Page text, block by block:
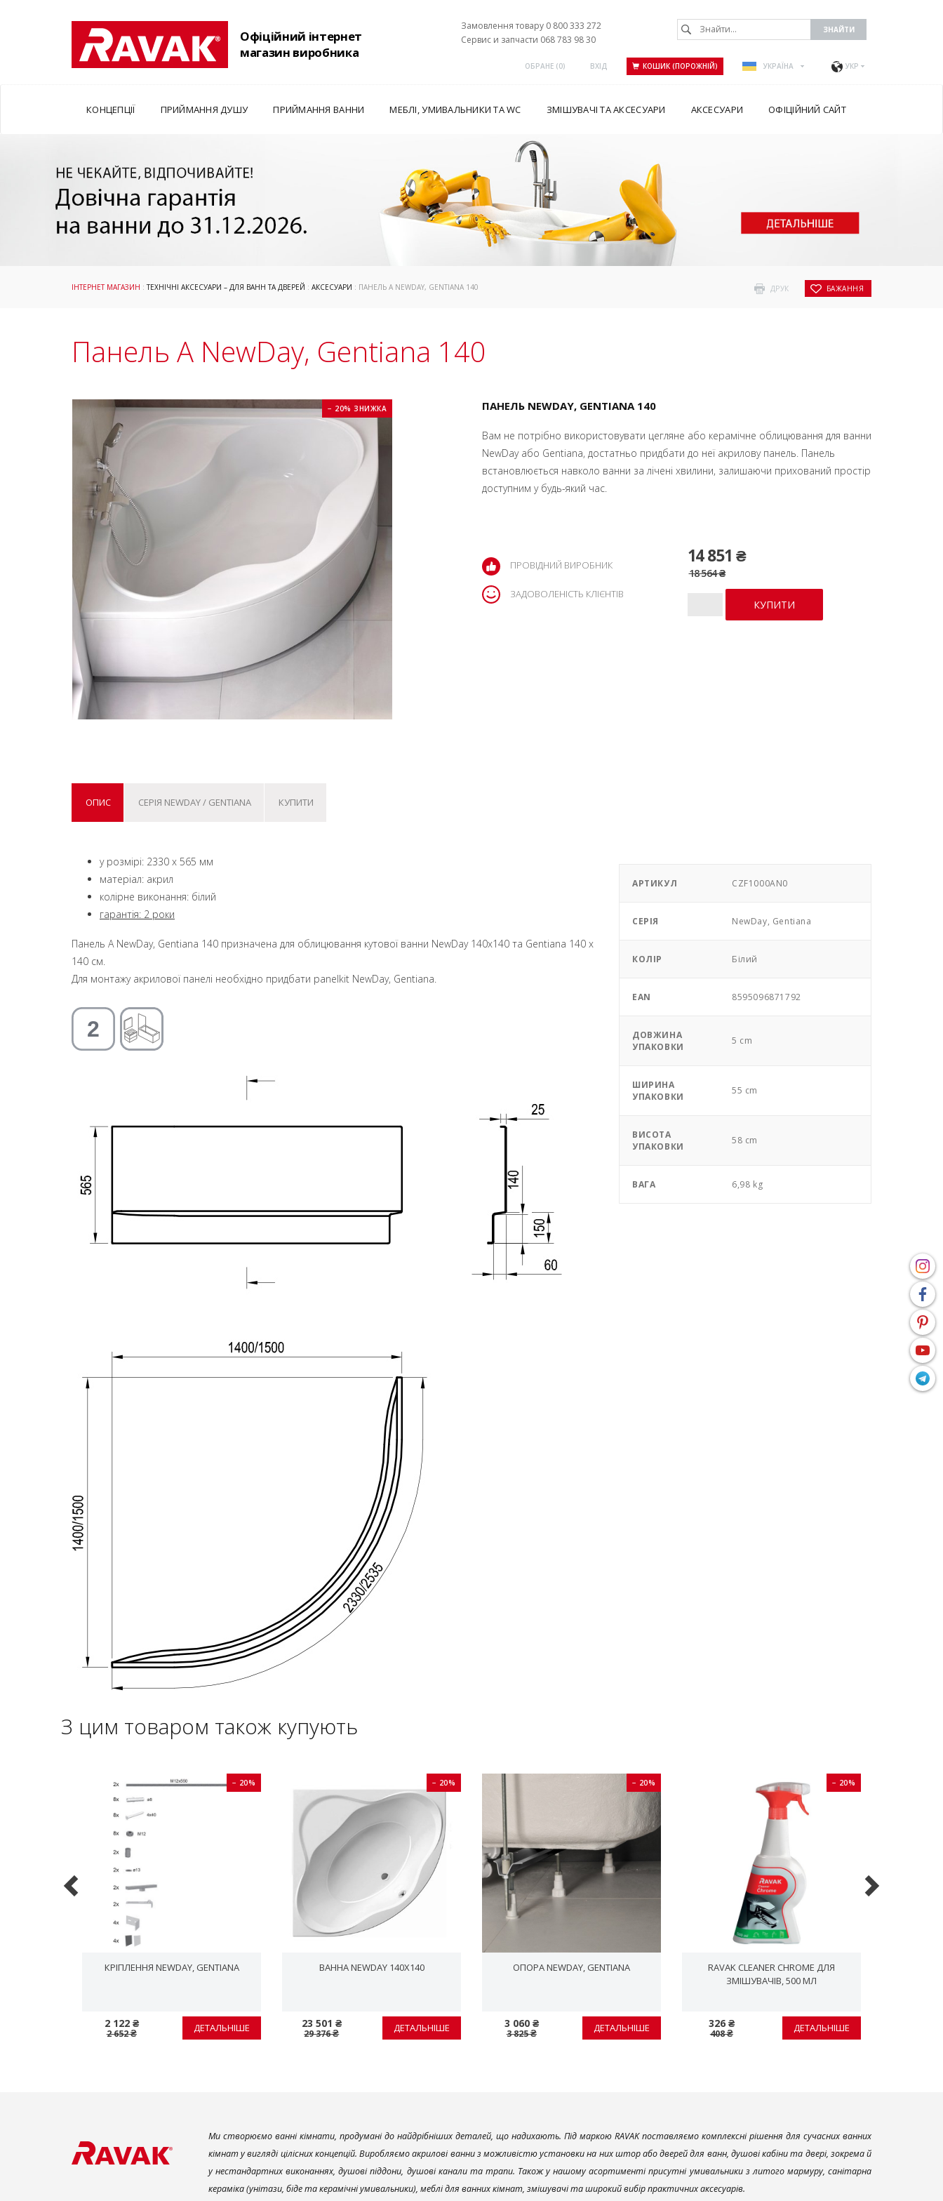
Офіційний інтернет
магазин виробника
Замовлення товару 0 800 333 272
Сервис и запчасти 068 783 98 30
ОБРАНЕ (0) ВХІД КОШИК (ПОРОЖНІЙ) УКРАЇНА УКР
КОНЦЕПЦІЇ ПРИЙМАННЯ ДУШУ ПРИЙМАННЯ ВАННИ МЕБЛІ, УМИВАЛЬНИКИ ТА WC ЗМІШУВАЧІ ТА АКСЕСУАРИ АКСЕСУАРИ ОФІЦІЙНИЙ САЙТ
ДРУК БАЖАННЯ
ІНТЕРНЕТ МАГАЗИН :ТЕХНІЧНІ АКСЕСУАРИ – ДЛЯ ВАНН ТА ДВЕРЕЙ : АКСЕСУАРИ : ПАНЕЛЬ A NEWDAY, GENTIANA 140
Панель A NewDay, Gentiana 140
− 20% ЗНИЖКА ПАНЕЛЬ NEWDAY, GENTIANA 140
Вам не потрібно використовувати цегляне або керамічне облицювання для ванни
NewDay або Gentiana, достатньо придбати до неї акрилову панель. Панель
встановлюється навколо ванни за лічені хвилини, залишаючи прихований простір
доступним у будь-який час.
14 851 ₴
18 564 ₴
ПРОВІДНИЙ ВИРОБНИК
ЗАДОВОЛЕНІСТЬ КЛІЄНТІВ
ОПИС СЕРІЯ NEWDAY / GENTIANA КУПИТИ
у розмірі: 2330 x 565 мм
матеріал: акрил
колірне виконання: білий
гарантія: 2 роки
Панель А NewDay, Gentiana 140 призначена для облицювання кутової ванни NewDay 140x140 та Gentiana 140 x
140 см.
Для монтажу акрилової панелі необхідно придбати panelkit NewDay, Gentiana.
АРТИКУЛ CZF1000AN0
СЕРІЯ NewDay, Gentiana
КОЛІР Білий
EAN 8595096871792
ДОВЖИНА
УПАКОВКИ
5 cm
ШИРИНА
УПАКОВКИ
55 cm
ВИСОТА
УПАКОВКИ
58 cm
ВАГА 6,98 kg
З цим товаром також купують
− 20%
КРІПЛЕННЯ NEWDAY, GENTIANA
2 122 ₴
2 652 ₴ ДЕТАЛЬНІШЕ
− 20%
ВАННА NEWDAY 140X140
23 501 ₴
29 376 ₴ ДЕТАЛЬНІШЕ
− 20%
ОПОРА NEWDAY, GENTIANA
3 060 ₴
3 825 ₴ ДЕТАЛЬНІШЕ
− 20%
RAVAK CLEANER CHROME ДЛЯ
ЗМІШУВАЧІВ, 500 МЛ
326 ₴
408 ₴ ДЕТАЛЬНІШЕ
Ми створюємо ванні кімнати, продумані до найдрібніших деталей, що надихають. Під маркою RAVAK поставляємо комплексні рішення для сучасних ванних
кімнат у вигляді цілісних концепцій. Виробляємо акрилові ванни з можливістю установки на них штор або дверей для ванн, душові кабіни та двері, зокрема й
у нестандартних виконаннях, душові піддони, душові канали та трапи. Також у нашому асортименті присутні умивальники з литого мармуру, санітарна
кераміка (унітази, біде та керамічні умивальники), меблі для ванних кімнат, змішувачі та широкий вибір практичних аксесуарів.